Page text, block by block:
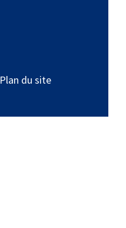
Plan du site